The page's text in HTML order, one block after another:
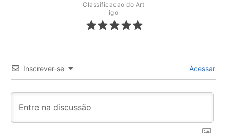
Classificacao do Art
igo
Inscrever-se Acessar